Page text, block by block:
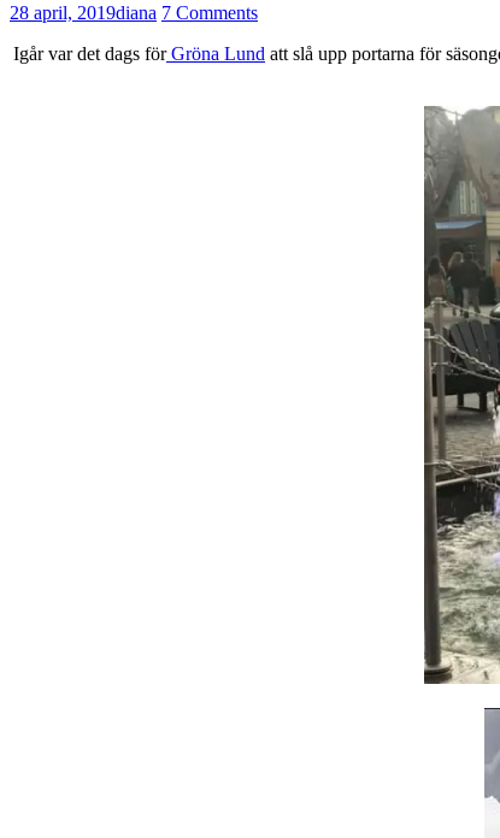
28 april, 2019diana 7 Comments
Igår var det dags förGröna Lund att slå upp portarna för